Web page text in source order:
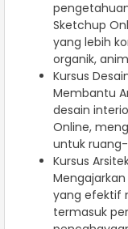
Sketchup
yang lebih
organik,
Kursus
Membantu
desain
Online,
untuk
Kursus
yang efektif
termasuk